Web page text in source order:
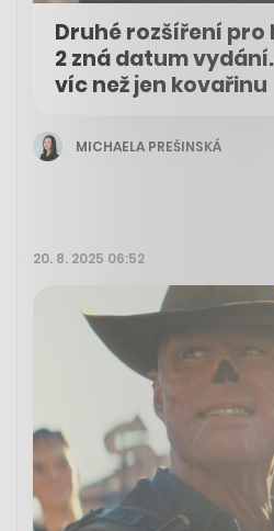
Druhé rozšíření pro
2 zná datum
víc než jen kovařinu
MICHAELA PREŠINSKÁ
20. 8. 2025 06:52